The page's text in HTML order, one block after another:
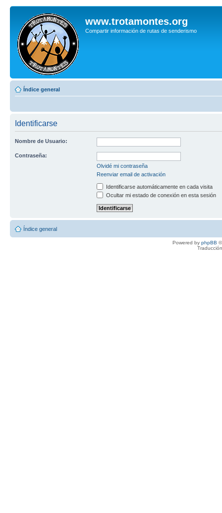
www.trotamontes.org
Compartir información de rutas de senderismo
Índice general
Identificarse
Nombre de Usuario:
Contraseña:
Olvidé mi contraseña
Reenviar email de activación
Identificarse automáticamente en cada visita
Ocultar mi estado de conexión en esta sesión
Índice general
Powered by phpBB